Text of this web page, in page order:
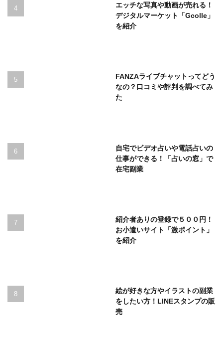
エッチな写真や動画が売れる！
デジタルマーケット「Gcolle」
を紹介
FANZAライブチャットってどう
なの？口コミや評判を調べてみ
た
自宅でビデオ占いや電話占いの
仕事ができる！「占いの窓」で
在宅副業
紹介者ありの登録で５００円！
お小遣いサイト「激ポイント」
を紹介
絵が好きな方やイラストの副業
をしたい方！LINEスタンプの販
売